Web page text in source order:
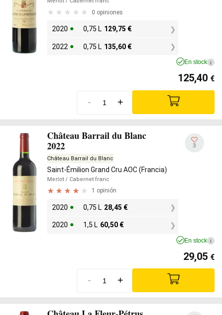
0 opiniones
2020 0,75 L 129,75 €
2022 0,75 L 135,60 €
En stock i
125,40 €
- +
Château Barrail du Blanc
2022
Château Barrail du Blanc
Saint-Émilion Grand Cru AOC (Francia)
Merlot / Cabernet franc
1 opinión
2020 0,75 L 28,45 €
2020 1,5 L 60,50 €
3
En stock i
29,05 €
- +